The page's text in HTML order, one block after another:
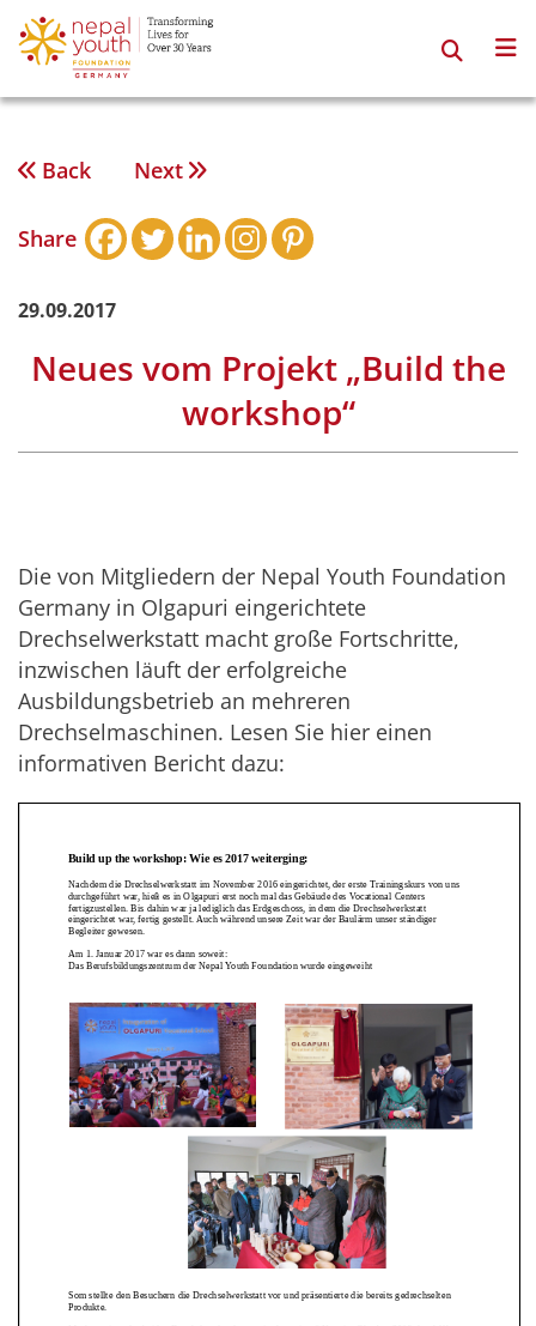
Zum
Inhalt
springen
Beitragsnavigation
Back Next
Share
29.09.2017
Neues vom Projekt „Build the
workshop“
Die von Mitgliedern der Nepal Youth Foundation
Germany in Olgapuri eingerichtete
Drechselwerkstatt macht große Fortschritte,
inzwischen läuft der erfolgreiche
Ausbildungsbetrieb an mehreren
Drechselmaschinen. Lesen Sie hier einen
informativen Bericht dazu: